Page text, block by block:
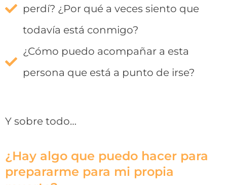
perdí? ¿Por qué a veces siento que
todavía está conmigo?
¿Cómo puedo acompañar a esta
persona que está a punto de irse?
Y sobre todo…
¿Hay algo que puedo hacer para
prepararme para mi propia